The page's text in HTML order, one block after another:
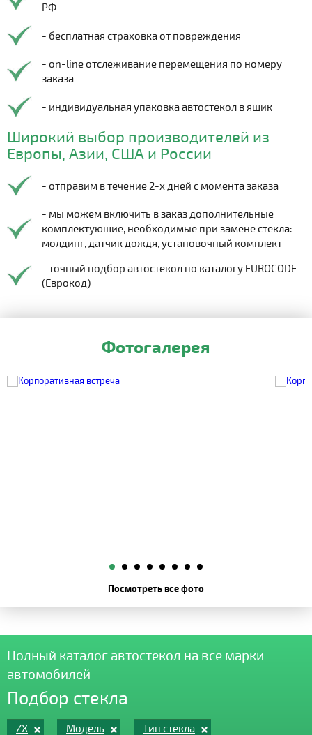
РФ
- бесплатная страховка от повреждения
- on-line отслеживание перемещения по номеру
заказа
- индивидуальная упаковка автостекол в ящик
Широкий выбор производителей из
Европы, Азии, США и России
- отправим в течение 2-х дней с момента заказа
- мы можем включить в заказ дополнительные
комплектующие, необходимые при замене стекла:
молдинг, датчик дождя, установочный комплект
- точный подбор автостекол по каталогу EUROCODE
(Еврокод)
Фотогалерея
Посмотреть все фото
Полный каталог автостекол на все марки
автомобилей
Подбор стекла
ZX Модель Тип стекла